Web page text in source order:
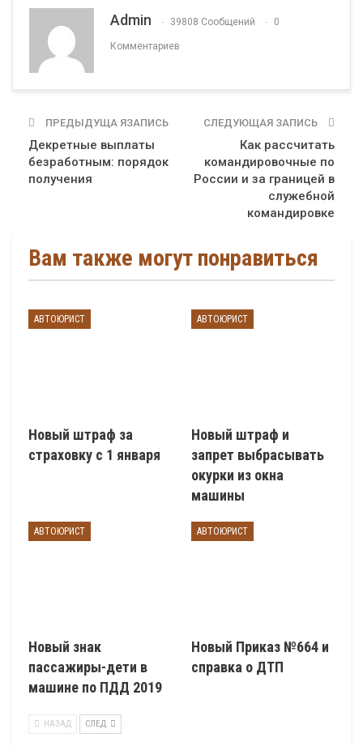
Admin 39808 Сообщений 0
Комментариев
ПРЕДЫДУЩА ЯЗАПИСЬ
Декретные выплаты
безработным: порядок
получения
СЛЕДУЮЩАЯ ЗАПИСЬ
Как рассчитать
командировочные по
России и за границей в
служебной
командировке
Вам также могут понравиться
АВТОЮРИСТ
Новый штраф за
страховку с 1 января
АВТОЮРИСТ
Новый штраф и
запрет выбрасывать
окурки из окна
машины
АВТОЮРИСТ
Новый знак
пассажиры-дети в
машине по ПДД 2019
АВТОЮРИСТ
Новый Приказ №664 и
справка о ДТП
НАЗАД СЛЕД